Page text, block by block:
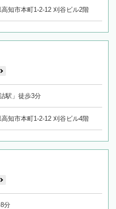
知市本町1-2-12 刈谷ビル2階
駅」徒歩3分
知市本町1-2-12 刈谷ビル4階
分